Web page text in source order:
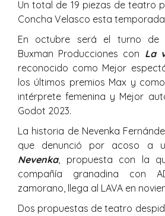
Un total de 19 piezas de teatro
Concha Velasco esta
En octubre será el turno de
Buxman Producciones con La
reconocido como Mejor
los últimos premios Max y
intérprete femenina y Mejor
Godot 2023.
La historia de Nevenka
que denunció por acoso a
Nevenka, propuesta con la
compañía granadina con
zamorano, llega al LAVA en
Dos propuestas de teatro